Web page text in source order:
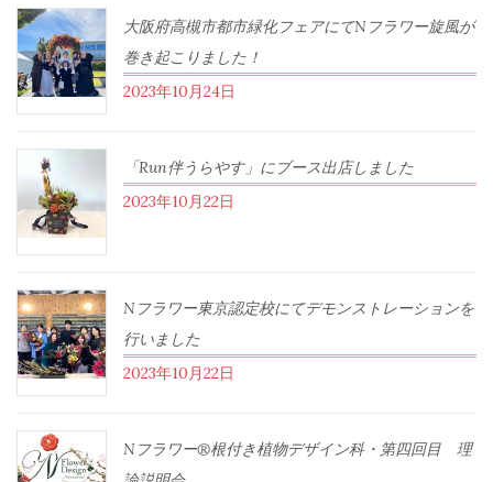
大阪府高槻市都市緑化フェアにてNフラワー旋風が
巻き起こりました！
2023年10月24日
「Run伴うらやす」にブース出店しました
2023年10月22日
Nフラワー東京認定校にてデモンストレーションを
行いました
2023年10月22日
Nフラワー®根付き植物デザイン科・第四回目 理